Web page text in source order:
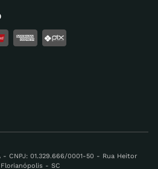
- CNPJ: 01.329.666/0001-50 - Rua Heitor
- SC